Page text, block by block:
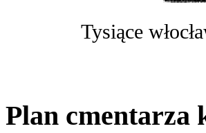
Tysiące
Plan cmentarza